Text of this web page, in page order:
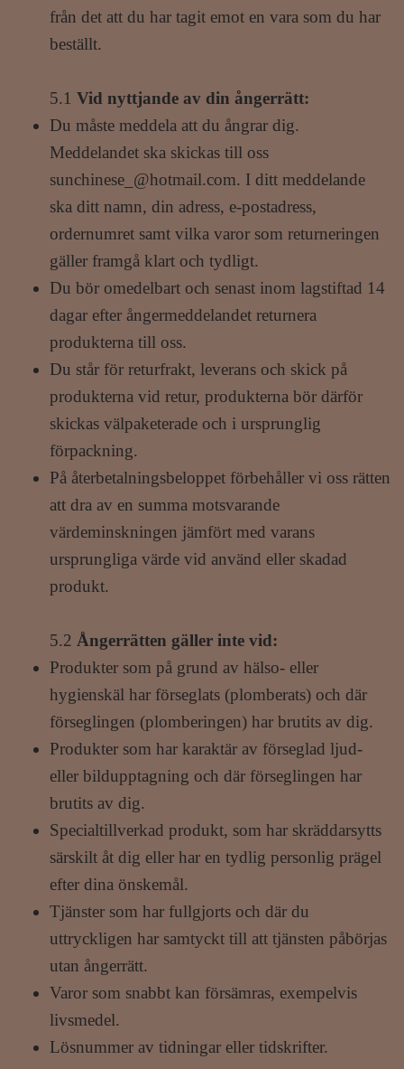
från det att du har tagit emot en vara som du har
beställt.
5.1 Vid nyttjande av din ångerrätt:
Du måste meddela att du ångrar dig.
Meddelandet ska skickas till oss
sunchinese_@hotmail.com. I ditt meddelande
ska ditt namn, din adress, e-postadress,
ordernumret samt vilka varor som returneringen
gäller framgå klart och tydligt.
Du bör omedelbart och senast inom lagstiftad 14
dagar efter ångermeddelandet returnera
produkterna till oss.
Du står för returfrakt, leverans och skick på
produkterna vid retur, produkterna bör därför
skickas välpaketerade och i ursprunglig
förpackning.
På återbetalningsbeloppet förbehåller vi oss rätten
att dra av en summa motsvarande
värdeminskningen jämfört med varans
ursprungliga värde vid använd eller skadad
produkt.
5.2 Ångerrätten gäller inte vid:
Produkter som på grund av hälso- eller
hygienskäl har förseglats (plomberats) och där
förseglingen (plomberingen) har brutits av dig.
Produkter som har karaktär av förseglad ljud-
eller bildupptagning och där förseglingen har
brutits av dig.
Specialtillverkad produkt, som har skräddarsytts
särskilt åt dig eller har en tydlig personlig prägel
efter dina önskemål.
Tjänster som har fullgjorts och där du
uttryckligen har samtyckt till att tjänsten påbörjas
utan ångerrätt.
Varor som snabbt kan försämras, exempelvis
livsmedel.
Lösnummer av tidningar eller tidskrifter.